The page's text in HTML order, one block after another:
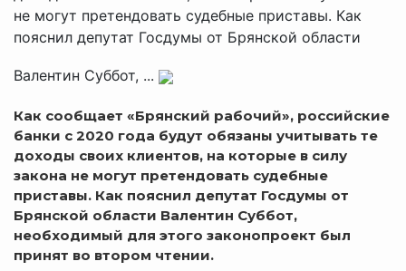
не могут претендовать судебные приставы. Как
пояснил депутат Госдумы от Брянской области
Валентин Суббот, ...
Как сообщает «Брянский рабочий», российские
банки с 2020 года будут обязаны учитывать те
доходы своих клиентов, на которые в силу
закона не могут претендовать судебные
приставы. Как пояснил депутат Госдумы от
Брянской области Валентин Суббот,
необходимый для этого законопроект был
принят во втором чтении.